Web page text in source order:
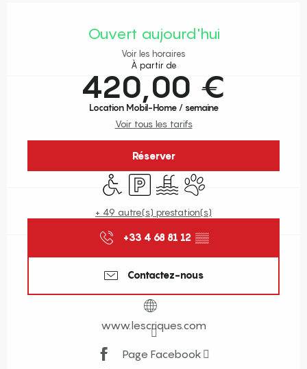
Ouvert aujourd'hui
Voir les horaires
À partir de
420,00 €
Location Mobil-Home / semaine
Voir tous les tarifs
Réserver
Accès handicapés
Parking PiscineAnimaux acceptés
+ 49 autre(s) prestation(s)
+33 4 68 81 12 ▒▒
Contactez-nous
www.lescriques.com
Page Facebook